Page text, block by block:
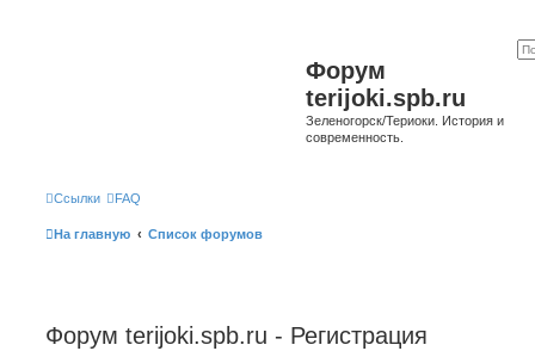
Форум
terijoki.spb.ru
Зеленогорск/Териоки. История и
современность.
Ссылки FAQ
На главную Список форумов
Форум terijoki.spb.ru - Регистрация